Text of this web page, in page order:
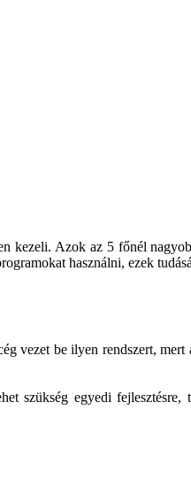
kezeli. Azok az 5 főnél
használni, ezek
vezet be ilyen rendszert, mert
szükség egyedi fejlesztésre,